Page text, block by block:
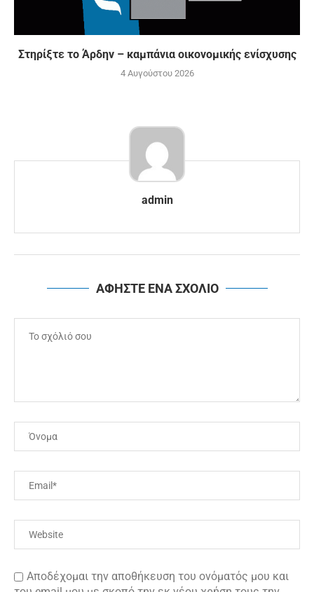
Στηρίξτε το Άρδην – καμπάνια οικονομικής ενίσχυσης
4 Αυγούστου 2026
admin
ΑΦΗΣΤΕ ΕΝΑ ΣΧΟΛΙΟ
Αποδέχομαι την αποθήκευση του ονόματός μου και